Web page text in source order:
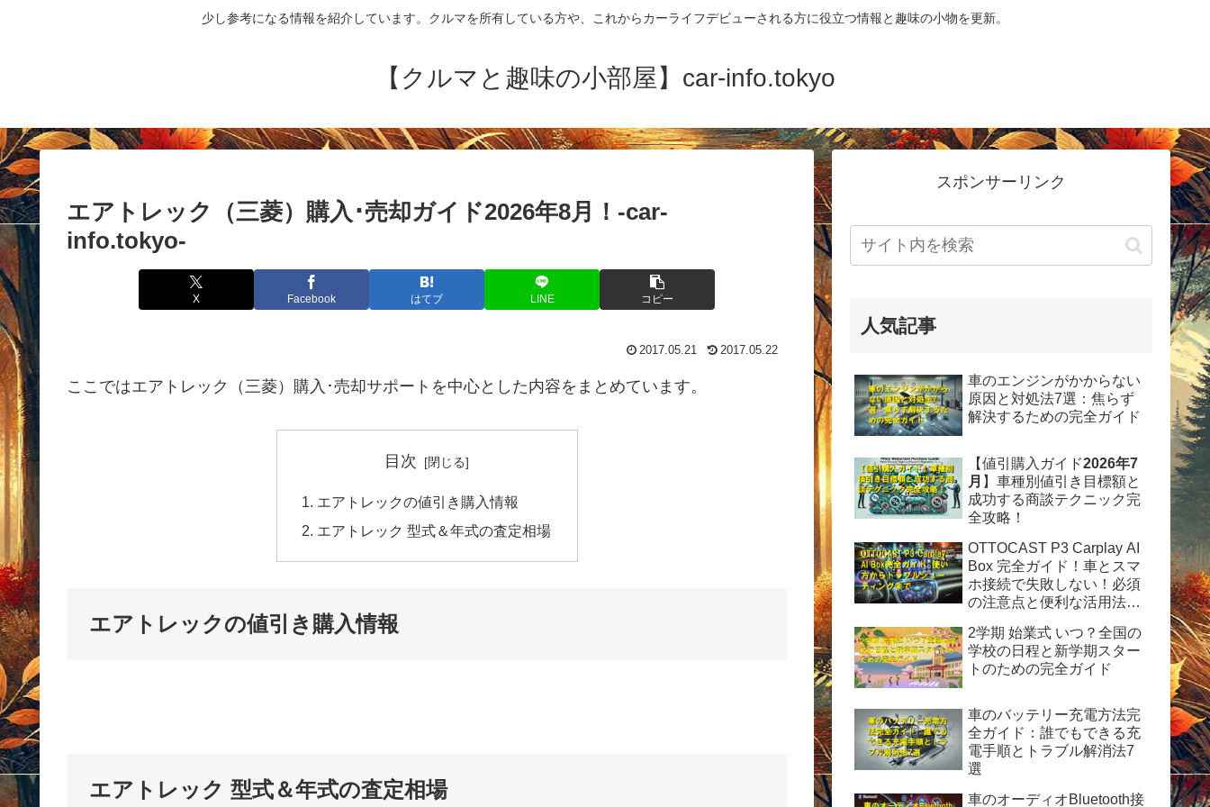
少し参考になる情報を紹介しています。クルマを所有している方や、これからカーライフデビューされる方に役立つ情報と趣味の小物を更新。
【クルマと趣味の小部屋】car-info.tokyo
エアトレック（三菱）購入･売却ガイド2026年8月！-car-
info.tokyo-
X Facebook はてブ LINE コピー
2017.05.21 2017.05.22
ここではエアトレック（三菱）購入･売却サポートを中心とした内容をまとめています。
目次
エアトレックの値引き購入情報
エアトレック 型式＆年式の査定相場
エアトレックの値引き購入情報
エアトレック 型式＆年式の査定相場
スポンサーリンク
人気記事
車のエンジンがかからない
原因と対処法7選：焦らず
解決するための完全ガイド
【値引購入ガイド2026年7
月 】車種別値引き目標額と
成功する商談テクニック完
全攻略！
OTTOCAST P3 Carplay AI
Box 完全ガイド！車とスマ
ホ接続で失敗しない！必須
の注意点と便利な活用法を
2学期 始業式 いつ？全国の
学校の日程と新学期スター
トのための完全ガイド
車のバッテリー充電方法完
全ガイド：誰でもできる充
電手順とトラブル解消法7
選
車のオーディオBluetooth接